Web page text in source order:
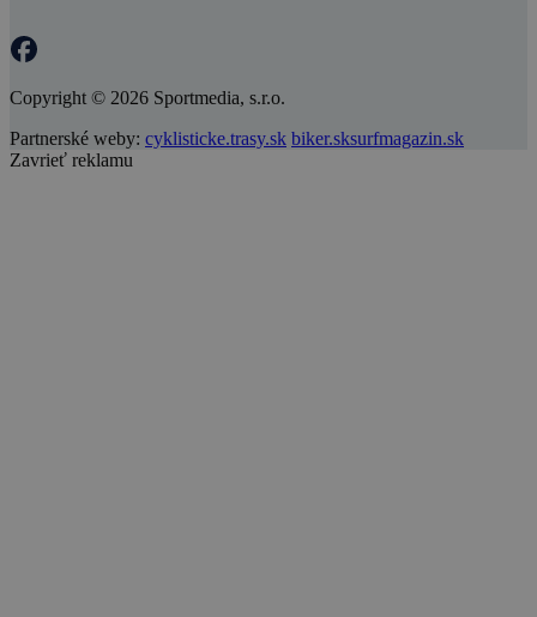
Copyright © 2026 Sportmedia, s.r.o.
Partnerské weby: cyklisticke.trasy.sk biker.sksurfmagazin.sk
Zavrieť reklamu